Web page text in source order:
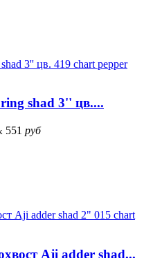
shad 3'' цв....
551 руб
Aji adder shad...